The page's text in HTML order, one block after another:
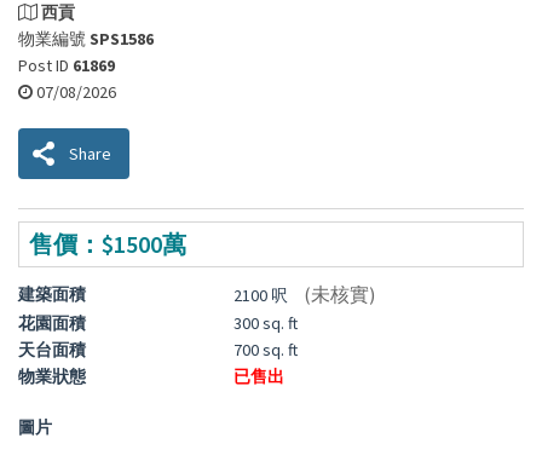
西貢
物業編號SPS1586
Post ID 61869
07/08/2026
Share
售價：$1500萬
建築面積 2100 呎 (未核實)
花園面積
300 sq. ft
天台面積
700 sq. ft
物業狀態
已售出
圖片